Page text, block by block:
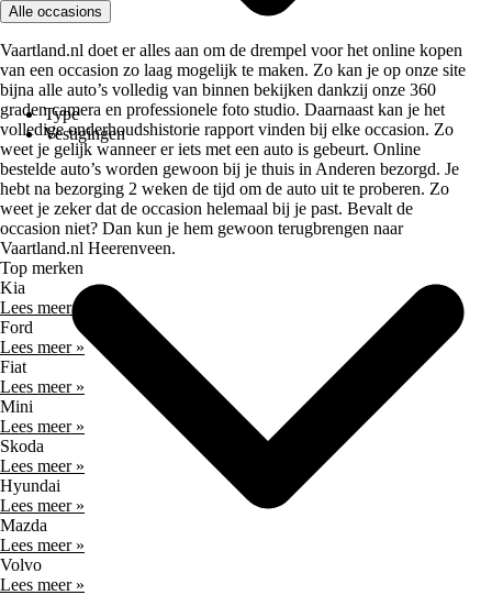
Type
Vestigingen
Alle occasions
Vaartland.nl doet er alles aan om de drempel voor het online kopen
van een occasion zo laag mogelijk te maken. Zo kan je op onze site
bijna alle auto’s volledig van binnen bekijken dankzij onze 360
graden camera en professionele foto studio. Daarnaast kan je het
volledige onderhoudshistorie rapport vinden bij elke occasion. Zo
weet je gelijk wanneer er iets met een auto is gebeurt. Online
bestelde auto’s worden gewoon bij je thuis in Anderen bezorgd. Je
hebt na bezorging 2 weken de tijd om de auto uit te proberen. Zo
weet je zeker dat de occasion helemaal bij je past. Bevalt de
occasion niet? Dan kun je hem gewoon terugbrengen naar
Vaartland.nl Heerenveen.
Top merken
Kia
Lees meer »
Ford
Lees meer »
Fiat
Lees meer »
Mini
Lees meer »
Skoda
Lees meer »
Hyundai
Lees meer »
Mazda
Lees meer »
Volvo
Lees meer »